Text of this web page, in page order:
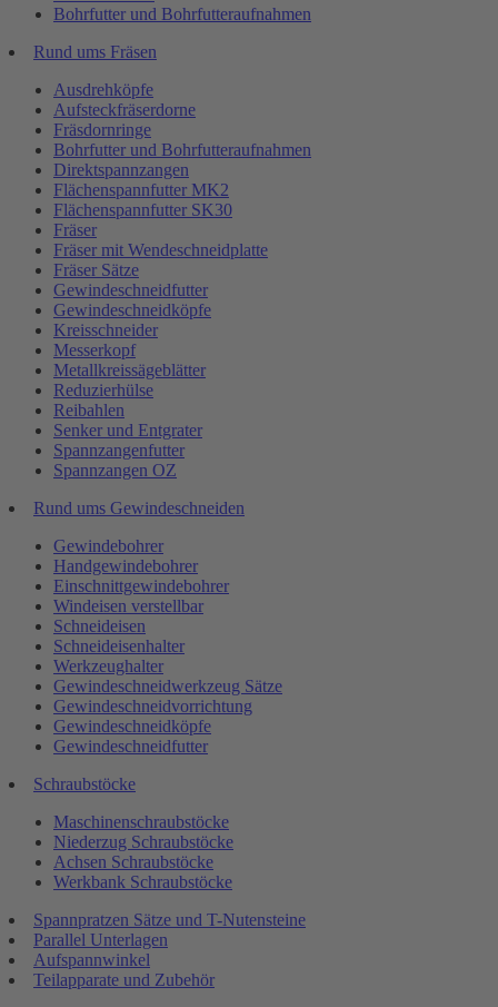
Bohrfutter und Bohrfutteraufnahmen
Rund ums Fräsen
Ausdrehköpfe
Aufsteckfräserdorne
Fräsdornringe
Bohrfutter und Bohrfutteraufnahmen
Direktspannzangen
Flächenspannfutter MK2
Flächenspannfutter SK30
Fräser
Fräser mit Wendeschneidplatte
Fräser Sätze
Gewindeschneidfutter
Gewindeschneidköpfe
Kreisschneider
Messerkopf
Metallkreissägeblätter
Reduzierhülse
Reibahlen
Senker und Entgrater
Spannzangenfutter
Spannzangen OZ
Rund ums Gewindeschneiden
Gewindebohrer
Handgewindebohrer
Einschnittgewindebohrer
Windeisen verstellbar
Schneideisen
Schneideisenhalter
Werkzeughalter
Gewindeschneidwerkzeug Sätze
Gewindeschneidvorrichtung
Gewindeschneidköpfe
Gewindeschneidfutter
Schraubstöcke
Maschinenschraubstöcke
Niederzug Schraubstöcke
Achsen Schraubstöcke
Werkbank Schraubstöcke
Spannpratzen Sätze und T-Nutensteine
Parallel Unterlagen
Aufspannwinkel
Teilapparate und Zubehör